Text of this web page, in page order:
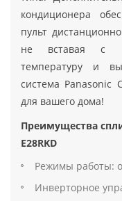
кондиционера
пульт
не вставая с
температуру и
система Panasonic
для вашего дома!
Преимущества
E28RKD
Режимы работы:
Инверторное